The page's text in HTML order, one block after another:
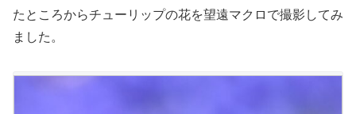
たところからチューリップの花を望遠マクロで撮影してみ
ました。